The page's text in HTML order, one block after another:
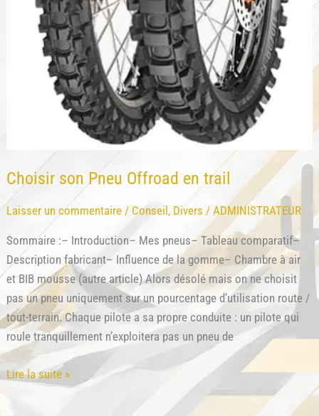
Choisir son Pneu Offroad en trail
Laisser un commentaire / Conseil , Divers /ADMINISTRATEUR
Sommaire :– Introduction– Mes pneus– Tableau comparatif–
Description fabricant– Influence de la gomme– Chambre à air
et BIB mousse (autre article) Alors désolé mais on ne choisit
pas un pneu uniquement sur un pourcentage d’utilisation route /
tout-terrain. Chaque pilote a sa propre conduite : un pilote qui
roule tranquillement n’exploitera pas un pneu de
Choisir
Lire la suite »